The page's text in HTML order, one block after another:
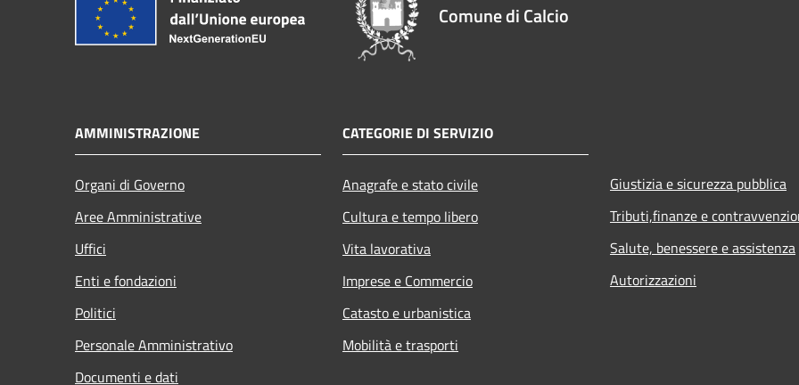
Comune di Calcio
AMMINISTRAZIONE
Organi di Governo
Aree Amministrative
Uffici
Enti e fondazioni
Politici
Personale Amministrativo
Documenti e dati
CATEGORIE DI SERVIZIO
Anagrafe e stato civile
Cultura e tempo libero
Vita lavorativa
Imprese e Commercio
Catasto e urbanistica
Mobilità e trasporti
Giustizia e sicurezza pubblica
Tributi,finanze e
Salute, benessere e assistenza
Autorizzazioni